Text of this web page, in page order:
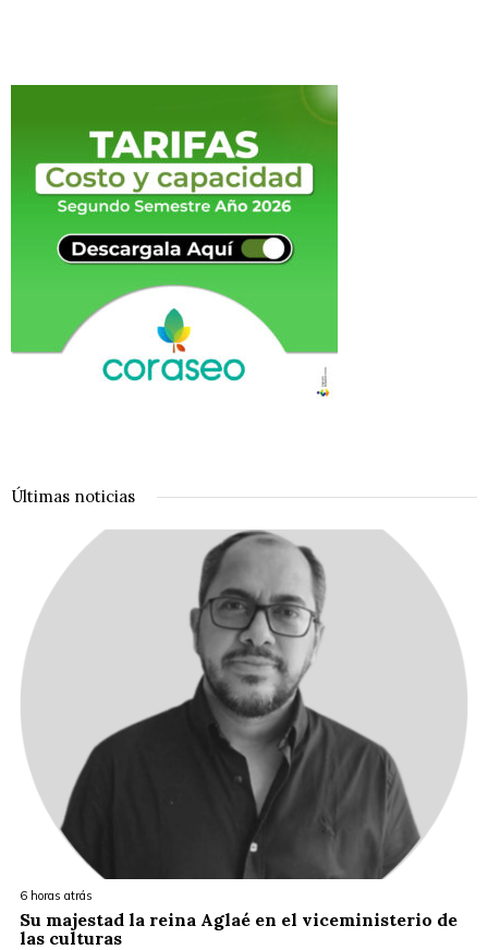
Últimas noticias
6 horas atrás
Su majestad la reina Aglaé en el viceministerio de
las culturas